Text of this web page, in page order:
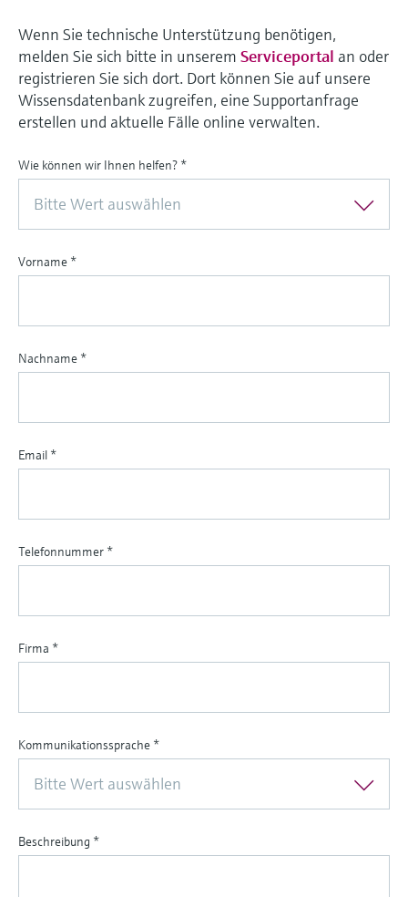
Wenn Sie technische Unterstützung benötigen,
melden Sie sich bitte in unserem Serviceportal an oder
registrieren Sie sich dort. Dort können Sie auf unsere
Wissensdatenbank zugreifen, eine Supportanfrage
erstellen und aktuelle Fälle online verwalten.
Wie können wir Ihnen helfen? *
Bitte Wert auswählen
Vorname *
Nachname *
Email *
Telefonnummer *
Firma *
Kommunikationssprache *
Bitte Wert auswählen
Beschreibung *